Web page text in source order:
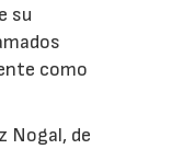
su
como
Nogal, de